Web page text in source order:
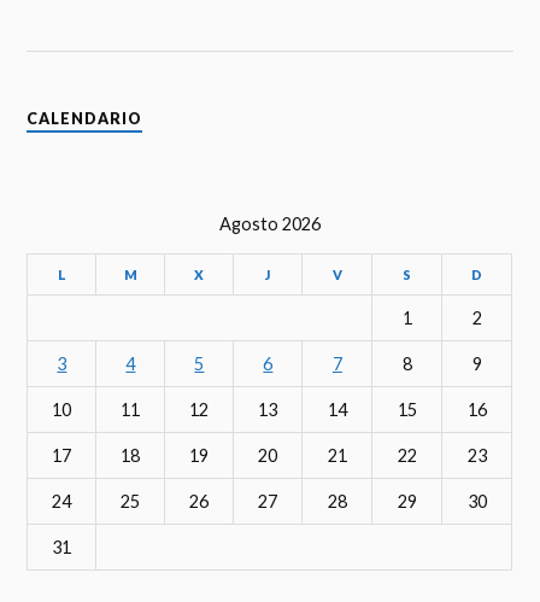
CALENDARIO
Agosto 2026
L M X J V S D
1 2
3 4 5 6 7 8 9
10 11 12 13 14 15 16
17 18 19 20 21 22 23
24 25 26 27 28 29 30
31